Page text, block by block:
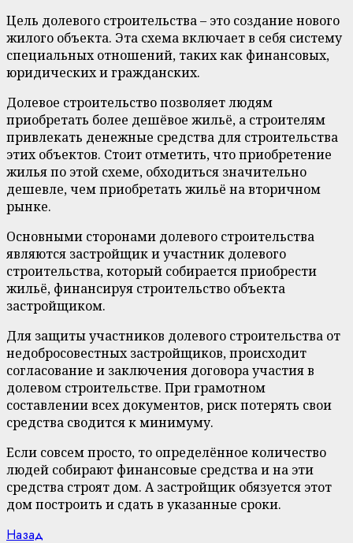
Цель долевого строительства – это создание нового
жилого объекта. Эта схема включает в себя систему
специальных отношений, таких как финансовых,
юридических и гражданских.
Долевое строительство позволяет людям
приобретать более дешёвое жильё, а строителям
привлекать денежные средства для строительства
этих объектов. Стоит отметить, что приобретение
жилья по этой схеме, обходиться значительно
дешевле, чем приобретать жильё на вторичном
рынке.
Основными сторонами долевого строительства
являются застройщик и участник долевого
строительства, который собирается приобрести
жильё, финансируя строительство объекта
застройщиком.
Для защиты участников долевого строительства от
недобросовестных застройщиков, происходит
согласование и заключения договора участия в
долевом строительстве. При грамотном
составлении всех документов, риск потерять свои
средства сводится к минимуму.
Если совсем просто, то определённое количество
людей собирают финансовые средства и на эти
средства строят дом. А застройщик обязуется этот
дом построить и сдать в указанные сроки.
Назад